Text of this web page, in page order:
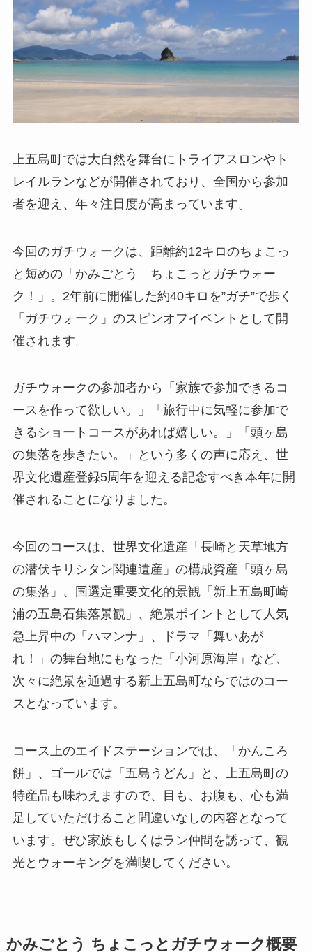
上五島町では大自然を舞台にトライアスロンやト
レイルランなどが開催されており、全国から参加
者を迎え、年々注目度が高まっています。
今回のガチウォークは、距離約12キロのちょこっ
と短めの「かみごとう ちょこっとガチウォー
ク！」。2年前に開催した約40キロを”ガチ”で歩く
「ガチウォーク」のスピンオフイベントとして開
催されます。
ガチウォークの参加者から「家族で参加できるコ
ースを作って欲しい。」「旅行中に気軽に参加で
きるショートコースがあれば嬉しい。」「頭ヶ島
の集落を歩きたい。」という多くの声に応え、世
界文化遺産登録5周年を迎える記念すべき本年に開
催されることになりました。
今回のコースは、世界文化遺産「長崎と天草地方
の潜伏キリシタン関連遺産」の構成資産「頭ヶ島
の集落」、国選定重要文化的景観「新上五島町崎
浦の五島石集落景観」、絶景ポイントとして人気
急上昇中の「ハマンナ」、ドラマ「舞いあが
れ！」の舞台地にもなった「小河原海岸」など、
次々に絶景を通過する新上五島町ならではのコー
スとなっています。
コース上のエイドステーションでは、「かんころ
餅」、ゴールでは「五島うどん」と、上五島町の
特産品も味わえますので、目も、お腹も、心も満
足していただけること間違いなしの内容となって
います。ぜひ家族もしくはラン仲間を誘って、観
光とウォーキングを満喫してください。
かみごとう ちょこっとガチウォーク概要